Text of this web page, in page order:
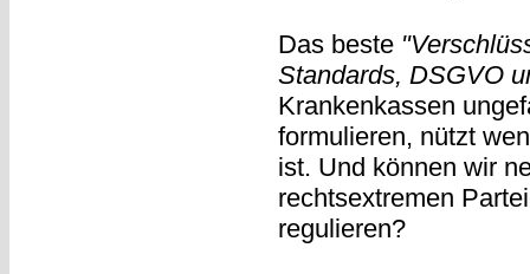
Das beste
Standards, DSGVO
Krankenkassen
formulieren, nützt
ist. Und können wir
rechtsextremen
regulieren?